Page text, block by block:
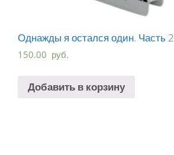
Однажды я остался один. Часть 2
150.00 руб.
Добавить в корзину